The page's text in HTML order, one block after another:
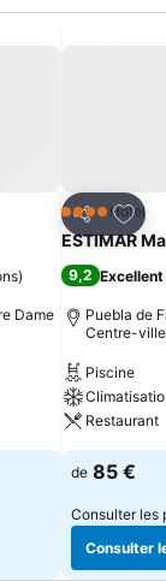
)
Dame
Partager
4 ÉtoilesHôtel
ESTIMAR
9,2 Excellent
Puebla de
Centre-ville
Piscine
Restaurant
de 85 €
Consulter les
Consulter